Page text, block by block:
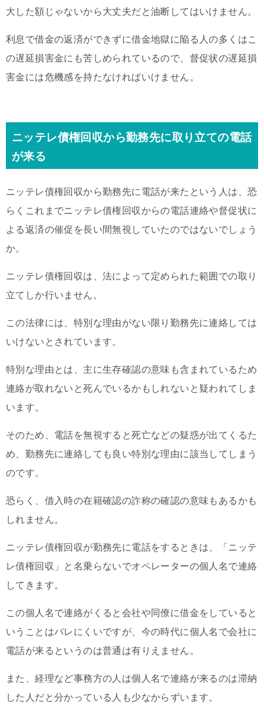
大した額じゃないから大丈夫だと油断してはいけません。
利息で借金の返済ができずに借金地獄に陥る人の多くはこ
の遅延損害金にも苦しめられているので、督促状の遅延損
害金には危機感を持たなければいけません。
ニッテレ債権回収から勤務先に取り立ての電話
が来る
ニッテレ債権回収から勤務先に電話が来たという人は、恐
らくこれまでニッテレ債権回収からの電話連絡や督促状に
よる返済の催促を長い間無視していたのではないでしょう
か。
ニッテレ債権回収は、法によって定められた範囲での取り
立てしか行いません。
この法律には、特別な理由がない限り勤務先に連絡しては
いけないとされています。
特別な理由とは、主に生存確認の意味も含まれているため
連絡が取れないと死んでいるかもしれないと疑われてしま
います。
そのため、電話を無視すると死亡などの疑惑が出てくるた
め、勤務先に連絡しても良い特別な理由に該当してしまう
のです。
恐らく、借入時の在籍確認の詐称の確認の意味もあるかも
しれません。
ニッテレ債権回収が勤務先に電話をするときは、「ニッテ
レ債権回収」と名乗らないでオペレーターの個人名で連絡
してきます。
この個人名で連絡がくると会社や同僚に借金をしていると
いうことはバレにくいですが、今の時代に個人名で会社に
電話が来るというのは普通は有りえません。
また、経理など事務方の人は個人名で連絡が来るのは滞納
した人だと分かっている人も少なからずいます。